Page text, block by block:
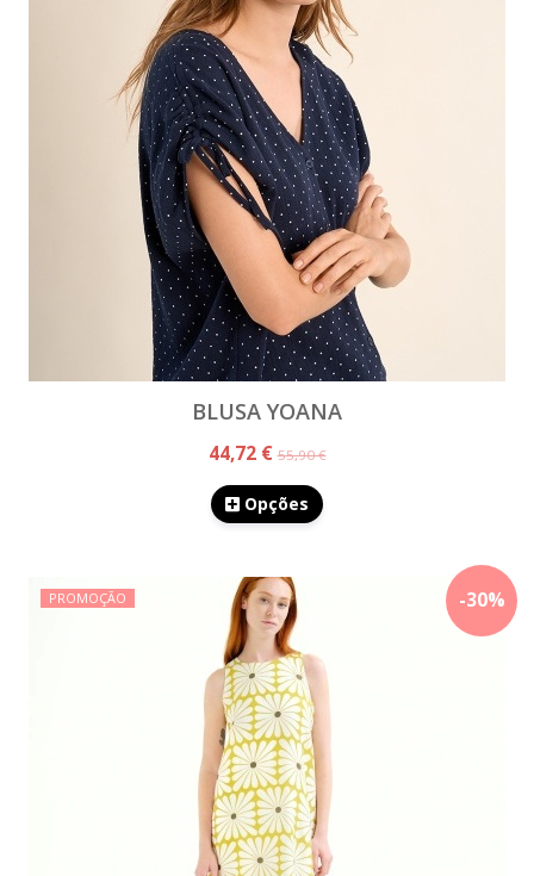
BLUSA YOANA
44,72 €55,90 €
Opções
-30%
PROMOÇÃO